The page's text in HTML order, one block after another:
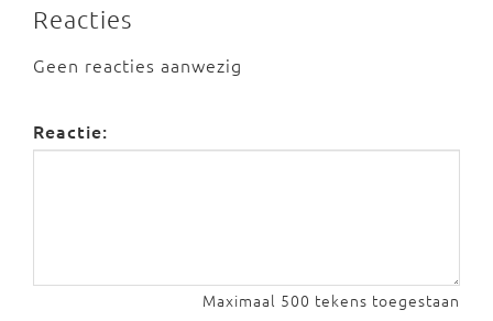
Reacties
Geen reacties aanwezig
Reactie:
Maximaal 500 tekens toegestaan